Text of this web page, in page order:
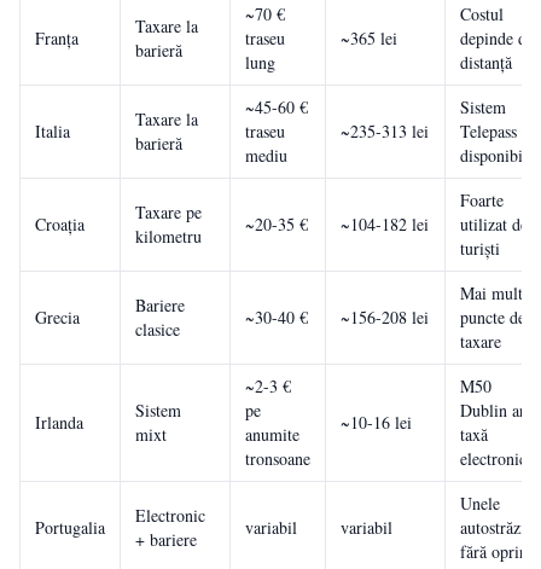
Franța
Taxare la
barieră
~70 €
traseu
lung
~365 lei
Costul
depinde de
distanță
Italia
Taxare la
barieră
~45-60 €
traseu
mediu
~235-313 lei
Sistem
Telepass
disponibil
Croația
Taxare pe
kilometru
~20-35 € ~104-182 lei
Foarte
utilizat de
turiști
Grecia
Bariere
clasice
~30-40 € ~156-208 lei
Mai multe
puncte de
taxare
Irlanda
Sistem
mixt
~2-3 €
pe
anumite
tronsoane
~10-16 lei
M50
Dublin are
taxă
electronică
Portugalia
Electronic
+ bariere
variabil variabil
Unele
autostrăzi
fără oprire